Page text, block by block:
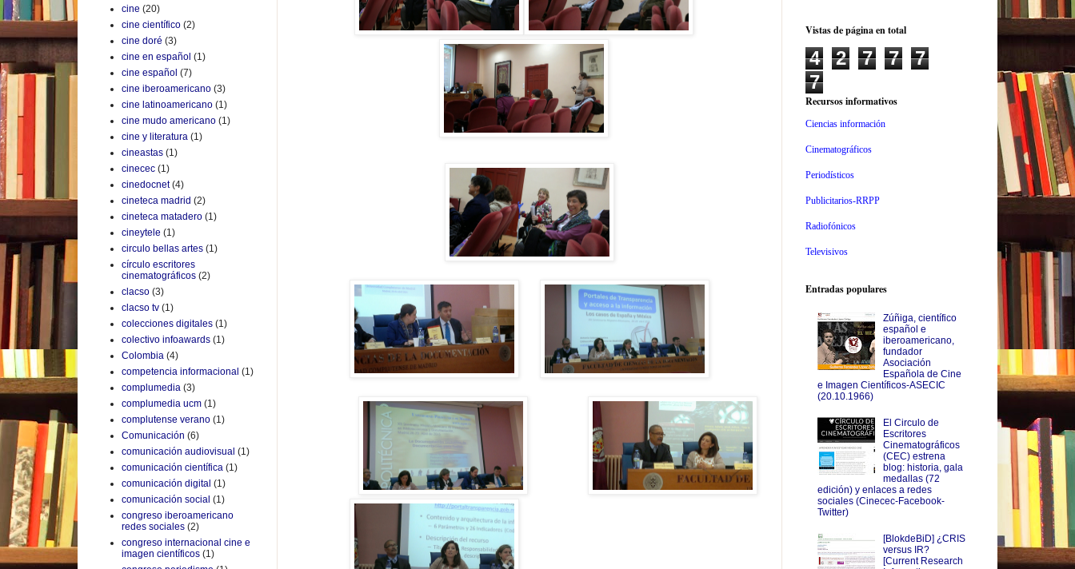
cine (20)
cine científico (2)
cine doré (3)
cine en español (1)
cine español (7)
cine iberoamericano (3)
cine latinoamericano (1)
cine mudo americano (1)
cine y literatura (1)
cineastas (1)
cinecec (1)
cinedocnet (4)
cineteca madrid (2)
cineteca matadero (1)
cineytele (1)
circulo bellas artes (1)
círculo escritores
cinematográficos (2)
clacso (3)
clacso tv (1)
colecciones digitales (1)
colectivo infoawards (1)
Colombia (4)
competencia informacional (1)
complumedia (3)
complumedia ucm (1)
complutense verano (1)
Comunicación (6)
comunicación audiovisual (1)
comunicación científica (1)
comunicación digital (1)
comunicación social (1)
congreso iberoamericano
redes sociales (2)
congreso internacional cine e
imagen científicos (1)
Vistas de página en total
4 2 7 7
7
7
Recursos informativos
Ciencias información
Cinematográficos
Periodísticos
Publicitarios-RRPP
Radiofónicos
Televisivos
Entradas populares
Zúñiga, científico
español e
iberoamericano,
fundador
Asociación
Española de Cine
e Imagen Científicos-ASECIC
(20.10.1966)
El Circulo de
Escritores
Cinematográficos
(CEC) estrena
blog: historia, gala
medallas (72
edición) y enlaces a redes
sociales (Cinecec-Facebook-
Twitter)
[BlokdeBiD] ¿CRIS
versus IR?
[Current Research